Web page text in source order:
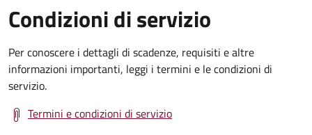
Condizioni di servizio
Per conoscere i dettagli di scadenze, requisiti e altre
informazioni importanti, leggi i termini e le condizioni di
servizio.
Termini e condizioni di servizio